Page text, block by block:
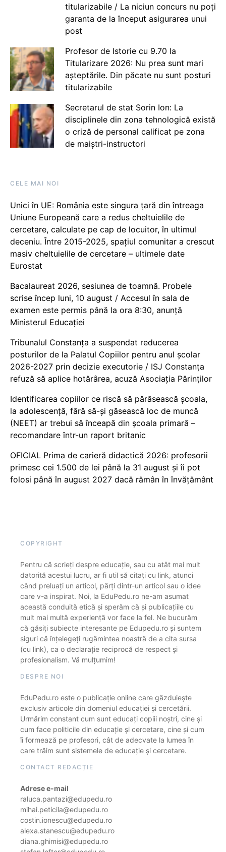
titularizabile / La niciun concurs nu poți
garanta de la început asigurarea unui
post
Profesor de Istorie cu 9.70 la
Titularizare 2026: Nu prea sunt mari
așteptările. Din păcate nu sunt posturi
titularizabile
Secretarul de stat Sorin Ion: La
disciplinele din zona tehnologică există
o criză de personal calificat pe zona
de maiștri-instructori
CELE MAI NOI
Unici în UE: România este singura țară din întreaga
Uniune Europeană care a redus cheltuielile de
cercetare, calculate pe cap de locuitor, în ultimul
deceniu. Între 2015-2025, spațiul comunitar a crescut
masiv cheltuielile de cercetare – ultimele date
Eurostat
Bacalaureat 2026, sesiunea de toamnă. Probele
scrise încep luni, 10 august / Accesul în sala de
examen este permis până la ora 8:30, anunță
Ministerul Educației
Tribunalul Constanța a suspendat reducerea
posturilor de la Palatul Copiilor pentru anul școlar
2026-2027 prin decizie executorie / ISJ Constanța
refuză să aplice hotărârea, acuză Asociația Părinților
Identificarea copiilor ce riscă să părăsească școala,
la adolescență, fără să-și găsească loc de muncă
(NEET) ar trebui să înceapă din școala primară –
recomandare într-un raport britanic
OFICIAL Prima de carieră didactică 2026: profesorii
primesc cei 1.500 de lei până la 31 august și îi pot
folosi până în august 2027 dacă rămân în învățământ
COPYRIGHT
Pentru că scrieți despre educație, sau cu atât mai mult
datorită acestui lucru, ar fi util să citați cu link, atunci
când preluați un articol, părți dintr-un articol sau o idee
care v-a inspirat. Noi, la EduPedu.ro ne-am asumat
această conduită etică și sperăm că și publicațiile cu
mult mai multă experiență vor face la fel. Ne bucurăm
că găsiți subiecte interesante pe Edupedu.ro și suntem
siguri că înțelegeți rugămintea noastră de a cita sursa
(cu link), ca o declarație reciprocă de respect și
profesionalism. Vă mulțumim!
DESPRE NOI
EduPedu.ro este o publicație online care găzduiește
exclusiv articole din domeniul educației și cercetării.
Urmărim constant cum sunt educați copiii noștri, cine și
cum face politicile din educație și cercetare, cine și cum
îi formează pe profesori, cât de adecvate la lumea în
care trăim sunt sistemele de educație și cercetare.
CONTACT REDACȚIE
Adrese e-mail
raluca.pantazi@edupedu.ro
mihai.peticila@edupedu.ro
costin.ionescu@edupedu.ro
alexa.stanescu@edupedu.ro
diana.ghimisi@edupedu.ro